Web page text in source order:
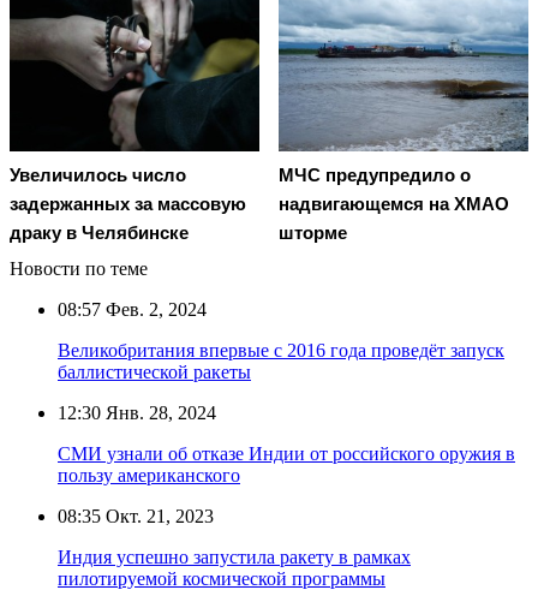
Увеличилось число
задержанных за массовую
драку в Челябинске
МЧС предупредило о
надвигающемся на ХМАО
шторме
Новости по теме
08:57 Фев. 2, 2024
Великобритания впервые с 2016 года проведёт запуск
баллистической ракеты
12:30 Янв. 28, 2024
СМИ узнали об отказе Индии от российского оружия в
пользу американского
08:35 Окт. 21, 2023
Индия успешно запустила ракету в рамках
пилотируемой космической программы